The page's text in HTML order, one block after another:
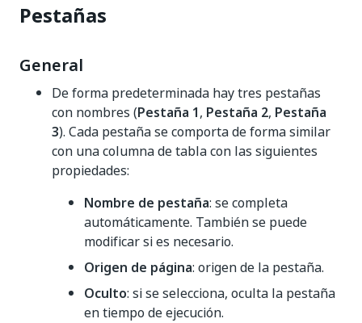
Pestañas
General
De forma predeterminada hay tres pestañas
con nombres (Pestaña 1, Pestaña 2, Pestaña
3). Cada pestaña se comporta de forma similar
con una columna de tabla con las siguientes
propiedades:
Nombre de pestaña: se completa
automáticamente. También se puede
modificar si es necesario.
Origen de página: origen de la pestaña.
Oculto: si se selecciona, oculta la pestaña
en tiempo de ejecución.